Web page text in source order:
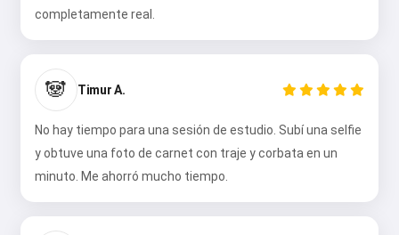
completamente real.
🐼 Timur A.
No hay tiempo para una sesión de estudio. Subí una selfie
y obtuve una foto de carnet con traje y corbata en un
minuto. Me ahorró mucho tiempo.